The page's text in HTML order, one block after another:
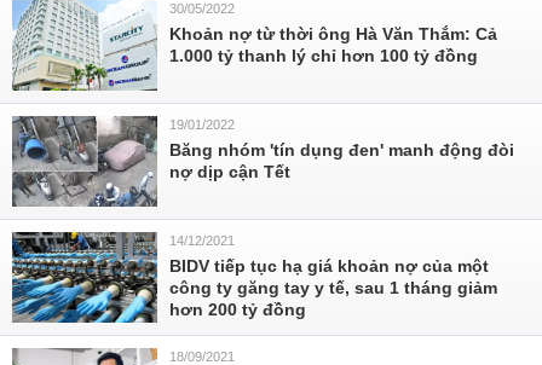
30/05/2022
Khoản nợ từ thời ông Hà Văn Thắm: Cả
1.000 tỷ thanh lý chỉ hơn 100 tỷ đồng
19/01/2022
Băng nhóm 'tín dụng đen' manh động đòi
nợ dịp cận Tết
14/12/2021
BIDV tiếp tục hạ giá khoản nợ của một
công ty găng tay y tế, sau 1 tháng giảm
hơn 200 tỷ đồng
18/09/2021